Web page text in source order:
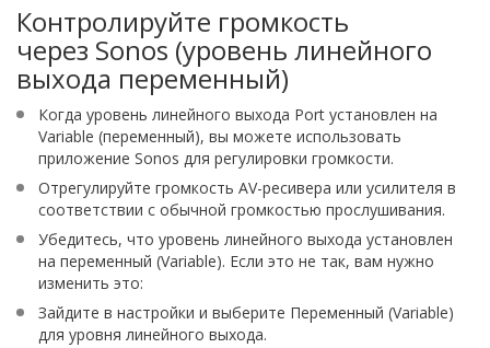
Контролируйте громкость
через Sonos (уровень линейного
выхода переменный)
Когда уровень линейного выхода Port установлен на
Variable (переменный), вы можете использовать
приложение Sonos для регулировки громкости.
Отрегулируйте громкость AV-ресивера или усилителя в
соответствии с обычной громкостью прослушивания.
Убедитесь, что уровень линейного выхода установлен
на переменный (Variable). Если это не так, вам нужно
изменить это:
Зайдите в настройки и выберите Переменный (Variable)
для уровня линейного выхода.